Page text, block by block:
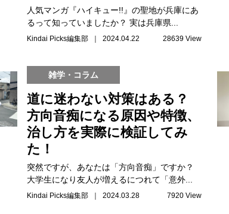
人気マンガ『ハイキュー!!』の聖地が兵庫にあ
るって知っていましたか？ 実は兵庫県...
Kindai Picks編集部 ｜ 2024.04.22 28639 View
雑学・コラム
道に迷わない対策はある？
方向音痴になる原因や特徴、
治し方を実際に検証してみ
た！
突然ですが、あなたは「方向音痴」ですか？
大学生になり友人が増えるにつれて「意外...
Kindai Picks編集部 ｜ 2024.03.28 7920 View